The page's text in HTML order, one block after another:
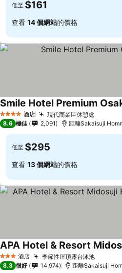
低至 $161
查看 14 個網站的價格
4 星級 酒店 現代商業區休憩處
Smile Hotel Premium
8.6 極佳 2,091 距離Sakaisuji
低至 $295
查看 13 個網站的價格
3 星級 酒店 季節性屋頂露台泳池查看價格
查看價格
8.3 很好 14,974 距離Sakaisuji